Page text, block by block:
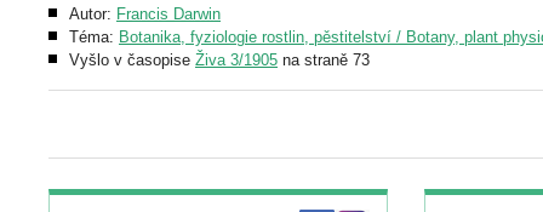
Autor: Francis Darwin
Téma: Botanika, fyziologie rostlin, pěstitelství / Botany, plant
Vyšlo v časopise Živa 3/1905 na straně 73